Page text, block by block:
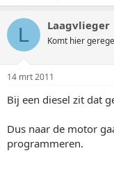
L Laagvlieger
Komt hier
14 mrt 2011
Bij een diesel zit dat
Dus naar de motor
programmeren.